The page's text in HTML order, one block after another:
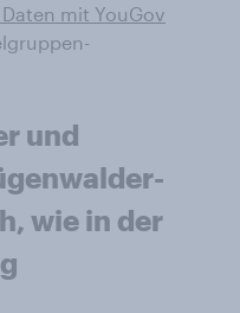
mit YouGov
und
wie in der